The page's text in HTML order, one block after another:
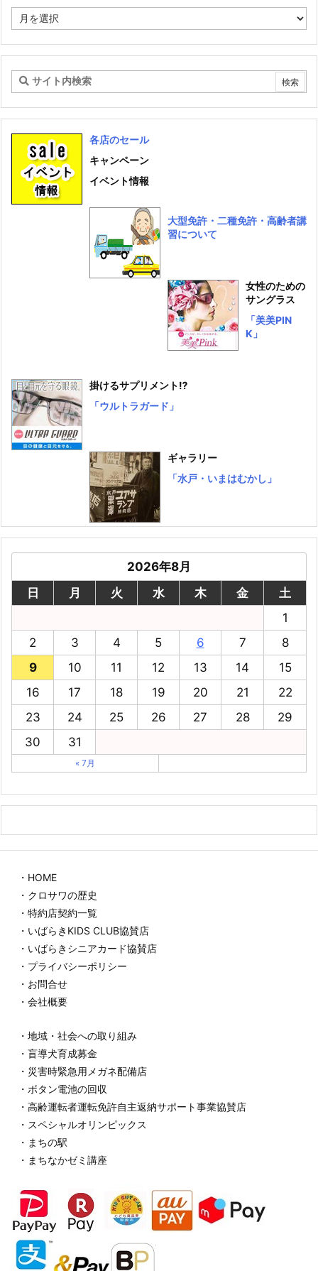
ー
ー
イ
各店のセール
キャンペーン
イベント情報
大型免許・二種免許・高齢者講
習について
女性のための
サングラス
「美美PIN
K」
掛けるサプリメント⁉
「ウルトラガード」
ギャラリー
「水戸・いまはむかし」
2026年8月
日
月 火 水 木 金
土
1
2
3 4 5 6 7
8
9
10 11 12 13 14
15
16
17 18 19 20 21
22
23
24 25 26 27 28
29
30
31
« 7月
・HOME
・クロサワの歴史
・特約店契約一覧
・いばらきKIDS CLUB協賛店
・いばらきシニアカード協賛店
・プライバシーポリシー
・お問合せ
・会社概要
・地域・社会への取り組み
・盲導犬育成募金
・災害時緊急用メガネ配備店
・ボタン電池の回収
・高齢運転者運転免許自主返納サポート事業協賛店
・スペシャルオリンピックス
・まちの駅
・まちなかゼミ講座